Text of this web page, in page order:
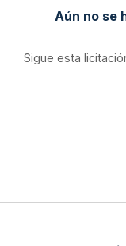
Aún no se
Sigue esta